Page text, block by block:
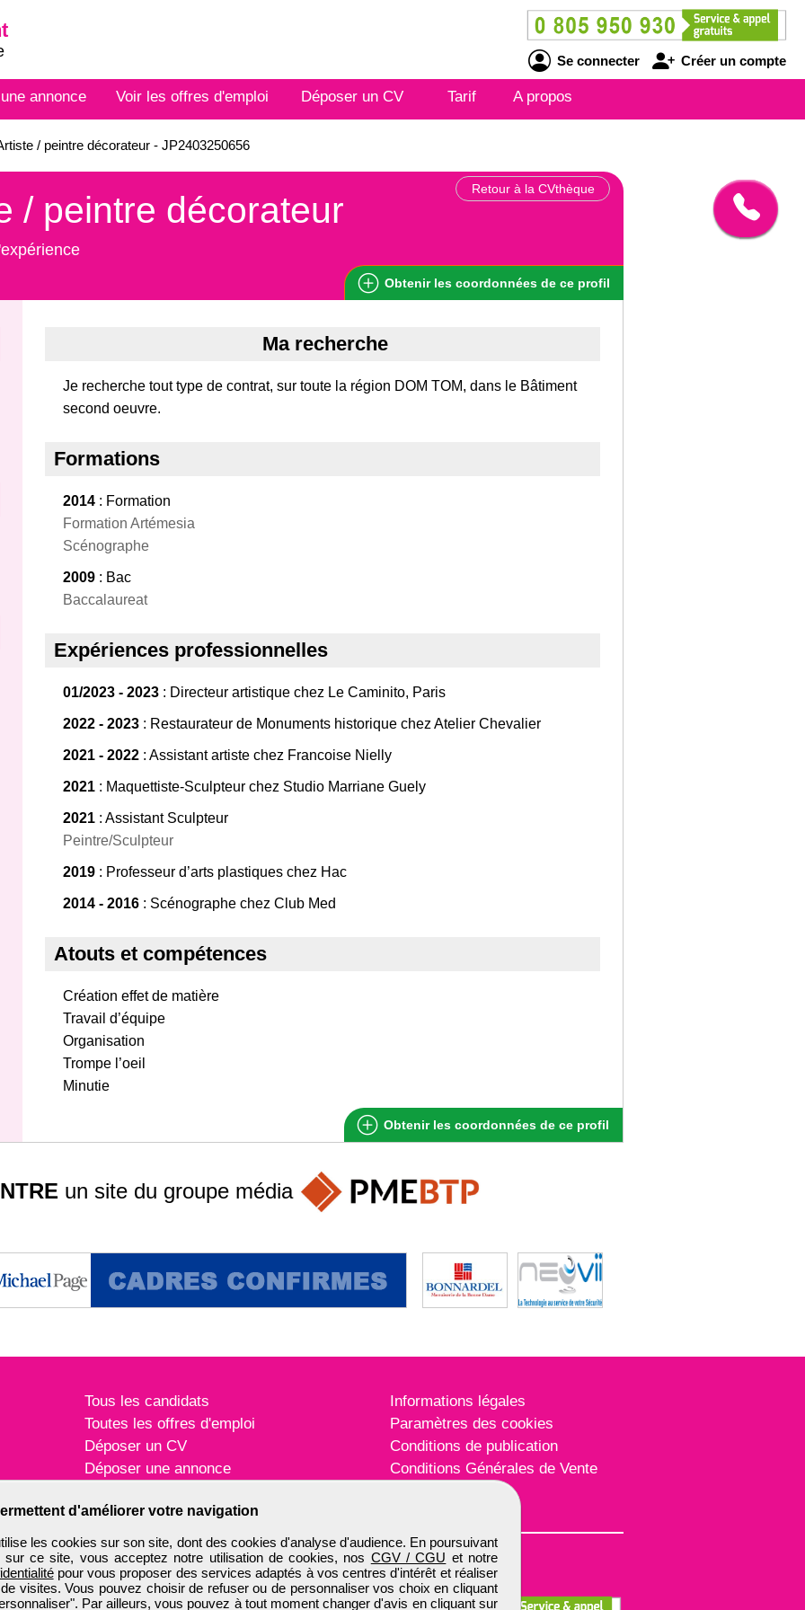
Se connecter Créer un compte
annonce Voir les offres d'emploi Déposer un CV Tarif A propos
/ peintre décorateur - JP2403250656
Retour à la CVthèque
/ peintre décorateur
Obtenir les coordonnées de ce profil
Ma recherche
Je recherche tout type de contrat, sur toute la région DOM TOM, dans le Bâtiment
second oeuvre.
Formations
2014 : Formation
Formation Artémesia
Scénographe
2009 : Bac
Baccalaureat
Expériences professionnelles
01/2023 - 2023 : Directeur artistique chez Le Caminito, Paris
2022 - 2023 : Restaurateur de Monuments historique chez Atelier Chevalier
2021 - 2022 : Assistant artiste chez Francoise Nielly
2021 : Maquettiste-Sculpteur chez Studio Marriane Guely
2021 : Assistant Sculpteur
Peintre/Sculpteur
2019 : Professeur d’arts plastiques chez Hac
2014 - 2016 : Scénographe chez Club Med
Atouts et compétences
Création effet de matière
Travail d’équipe
Organisation
Trompe l’oeil
Minutie
Obtenir les coordonnées de ce profil
d'améliorer votre navigation
les cookies sur son site, dont des cookies d'analyse d'audience. En poursuivant
sur ce site, vous acceptez notre utilisation de cookies, nos CGV / CGU et notre
pour vous proposer des services adaptés à vos centres d'intérêt et réaliser
visites. Vous pouvez choisir de refuser ou de personnaliser vos choix en cliquant
Par ailleurs, vous pouvez à tout moment changer d'avis en cliquant sur
un site du groupe média
Tous les candidats
Toutes les offres d'emploi
Déposer un CV
Déposer une annonce
Informations légales
Paramètres des cookies
Conditions de publication
Conditions Générales de Vente